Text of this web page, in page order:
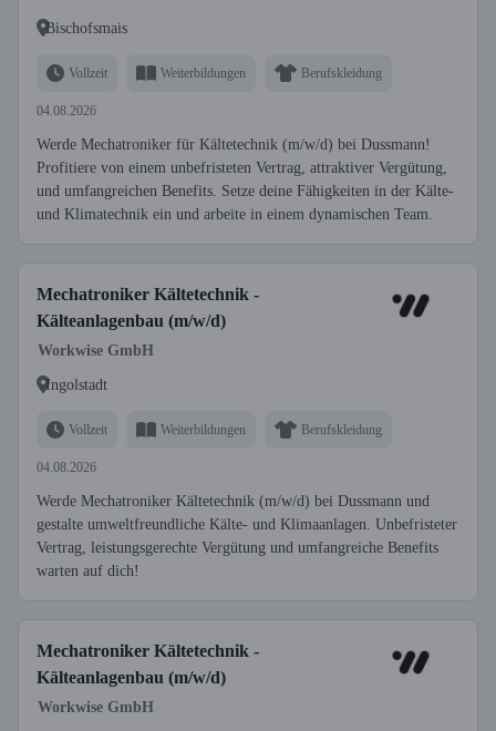
Bischofsmais
Vollzeit Weiterbildungen Berufskleidung
04.08.2026
Werde Mechatroniker für Kältetechnik (m/w/d) bei Dussmann!
Profitiere von einem unbefristeten Vertrag, attraktiver Vergütung,
und umfangreichen Benefits. Setze deine Fähigkeiten in der Kälte-
und Klimatechnik ein und arbeite in einem dynamischen Team.
Mechatroniker Kältetechnik -
Kälteanlagenbau (m/w/d)
Workwise GmbH
Ingolstadt
Vollzeit Weiterbildungen Berufskleidung
04.08.2026
Werde Mechatroniker Kältetechnik (m/w/d) bei Dussmann und
gestalte umweltfreundliche Kälte- und Klimaanlagen. Unbefristeter
Vertrag, leistungsgerechte Vergütung und umfangreiche Benefits
warten auf dich!
Mechatroniker Kältetechnik -
Kälteanlagenbau (m/w/d)
Workwise GmbH